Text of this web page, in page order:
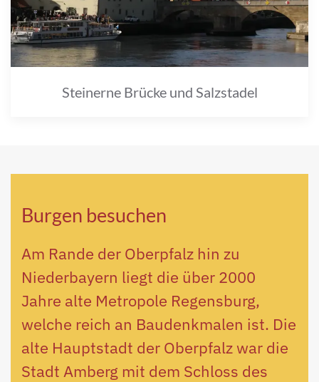
Steinerne Brücke und Salzstadel
Burgen besuchen
Am Rande der Oberpfalz hin zu
Niederbayern liegt die über 2000
Jahre alte Metropole Regensburg,
welche reich an Baudenkmalen ist. Die
alte Hauptstadt der Oberpfalz war die
Stadt Amberg mit dem Schloss des